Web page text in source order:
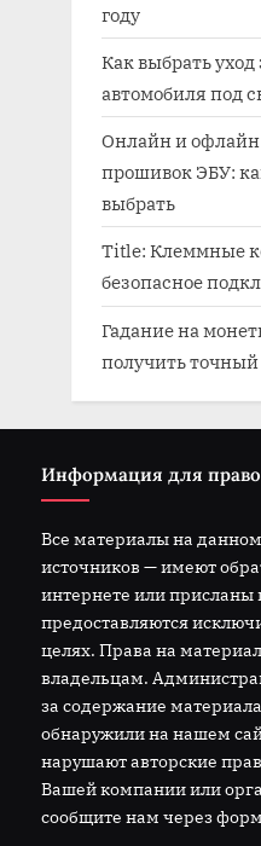
году
Как выбрать уход
автомобиля под
Онлайн и
прошивок ЭБУ:
выбрать
Title: Клеммные
безопасное
Гадание на
получить
Информация для
Все материалы на
источников — имеют
интернете или присланы
предоставляются
целях. Права на
владельцам.
за содержание
обнаружили на нашем
нарушают авторские
Вашей компании или
сообщите нам через